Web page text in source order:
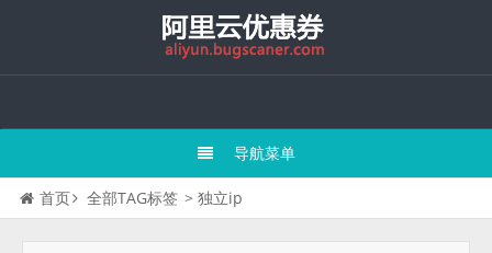
导航菜单
首页 全部TAG标签 > 独立ip